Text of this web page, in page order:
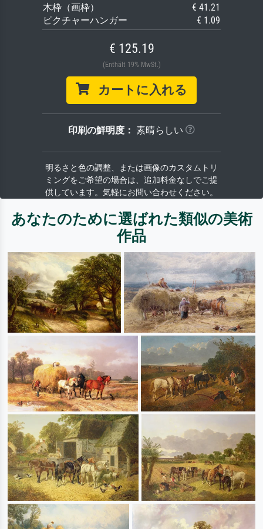
木枠（画枠）
€ 41.21
ピクチャーハンガー
€ 1.09
€ 125.19
(Enthält 19% MwSt.)
カートに入れる
印刷の鮮明度： 素晴らしい
明るさと色の調整、または画像のカスタムトリ
ミングをご希望の場合は、追加料金なしでご提
供しています。気軽にお問い合わせください。
あなたのために選ばれた類似の美術
作品